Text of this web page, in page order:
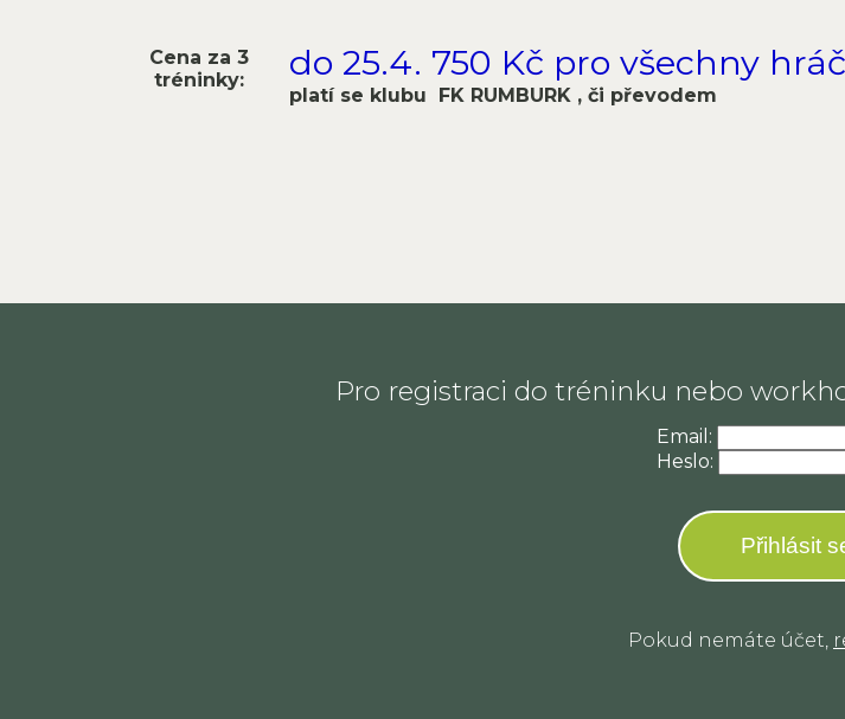
Cena za 3
tréninky:
do 25.4. 750 Kč pro všechny
platí se klubu FK RUMBURK , či převodem
Pro registraci do tréninku nebo
Email:
Heslo:
Přihlásit
Pokud nemáte účet,